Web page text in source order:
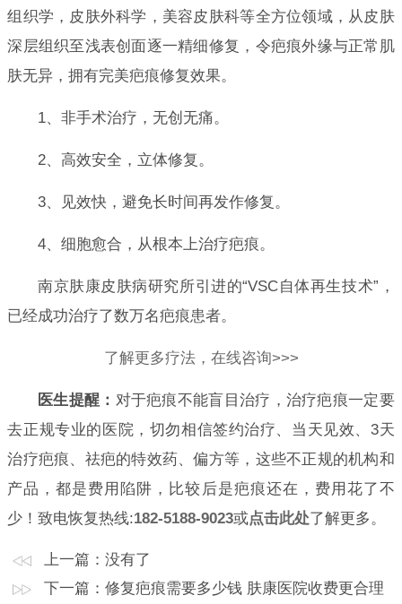
组织学，皮肤外科学，美容皮肤科等全方位领域，从皮肤
深层组织至浅表创面逐一精细修复，令疤痕外缘与正常肌
肤无异，拥有完美疤痕修复效果。
1、非手术治疗，无创无痛。
2、高效安全，立体修复。
3、见效快，避免长时间再发作修复。
4、细胞愈合，从根本上治疗疤痕。
南京肤康皮肤病研究所引进的“VSC自体再生技术”，
已经成功治疗了数万名疤痕患者。
了解更多疗法，在线咨询>>>
医生提醒： 对于疤痕不能盲目治疗，治疗疤痕一定要
去正规专业的医院，切勿相信签约治疗、当天见效、3天
治疗疤痕、祛疤的特效药、偏方等，这些不正规的机构和
产品，都是费用陷阱，比较后是疤痕还在，费用花了不
少！致电恢复热线:182-5188-9023或点击此处了解更多。
上一篇：没有了
下一篇： 修复疤痕需要多少钱 肤康医院收费更合理